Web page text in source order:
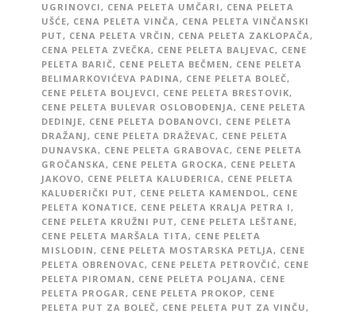
UGRINOVCI, CENA PELETA UMČARI, CENA PELETA
UŠĆE, CENA PELETA VINČA, CENA PELETA VINČANSKI
PUT, CENA PELETA VRČIN, CENA PELETA ZAKLOPAČA,
CENA PELETA ZVEČKA, CENE PELETA BALJEVAC, CENE
PELETA BARIČ, CENE PELETA BEČMEN, CENE PELETA
BELIMARKOVIĆEVA PADINA, CENE PELETA BOLEČ,
CENE PELETA BOLJEVCI, CENE PELETA BRESTOVIK,
CENE PELETA BULEVAR OSLOBOĐENJA, CENE PELETA
DEDINJE, CENE PELETA DOBANOVCI, CENE PELETA
DRAŽANJ, CENE PELETA DRAŽEVAC, CENE PELETA
DUNAVSKA, CENE PELETA GRABOVAC, CENE PELETA
GROČANSKA, CENE PELETA GROCKA, CENE PELETA
JAKOVO, CENE PELETA KALUĐERICA, CENE PELETA
KALUĐERIČKI PUT, CENE PELETA KAMENDOL, CENE
PELETA KONATICE, CENE PELETA KRALJA PETRA I,
CENE PELETA KRUŽNI PUT, CENE PELETA LEŠTANE,
CENE PELETA MARŠALA TITA, CENE PELETA
MISLOĐIN, CENE PELETA MOSTARSKA PETLJA, CENE
PELETA OBRENOVAC, CENE PELETA PETROVČIĆ, CENE
PELETA PIROMAN, CENE PELETA POLJANA, CENE
PELETA PROGAR, CENE PELETA PROKOP, CENE
PELETA PUT ZA BOLEČ, CENE PELETA PUT ZA VINČU,